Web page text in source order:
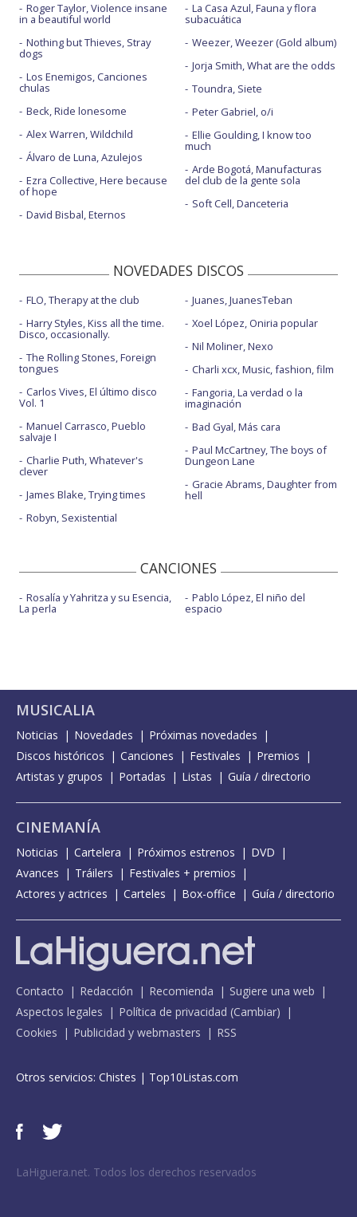
Roger Taylor, Violence insane
in a beautiful world
Nothing but Thieves, Stray
dogs
Los Enemigos, Canciones
chulas
Beck, Ride lonesome
Alex Warren, Wildchild
Álvaro de Luna, Azulejos
Ezra Collective, Here because
of hope
David Bisbal, Eternos
La Casa Azul, Fauna y flora
subacuática
Weezer, Weezer (Gold album)
Jorja Smith, What are the odds
Toundra, Siete
Peter Gabriel, o/i
Ellie Goulding, I know too
much
Arde Bogotá, Manufacturas
del club de la gente sola
Soft Cell, Danceteria
NOVEDADES DISCOS
FLO, Therapy at the club
Harry Styles, Kiss all the time.
Disco, occasionally.
The Rolling Stones, Foreign
tongues
Carlos Vives, El último disco
Vol. 1
Manuel Carrasco, Pueblo
salvaje I
Charlie Puth, Whatever's
clever
James Blake, Trying times
Robyn, Sexistential
Juanes, JuanesTeban
Xoel López, Oniria popular
Nil Moliner, Nexo
Charli xcx, Music, fashion, film
Fangoria, La verdad o la
imaginación
Bad Gyal, Más cara
Paul McCartney, The boys of
Dungeon Lane
Gracie Abrams, Daughter from
hell
CANCIONES
Rosalía y Yahritza y su Esencia,
La perla
Pablo López, El niño del
espacio
MUSICALIA
Noticias Novedades
Próximas novedades
Discos históricos
Canciones Festivales
Premios
Artistas y grupos
Portadas Listas Guía / directorio
CINEMANÍA
Noticias Cartelera Próximos estrenos
DVD
Avances
Tráilers
Festivales + premios
Actores y actrices
Carteles Box-office Guía / directorio
Contacto Redacción Recomienda
Sugiere una web
Aspectos legales
Política de privacidad (Cambiar)
Cookies
Publicidad y webmasters RSS
Otros servicios: Chistes | Top10Listas.com
LaHiguera.net. Todos los derechos reservados